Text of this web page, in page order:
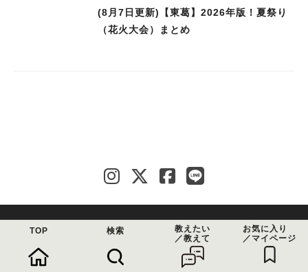
(8月7日更新)【東葛】2026年版！夏祭り
（花火大会）まとめ
利用規約 運営会社
よくある質問 まちっと活用法
TOP 検索
教えたい
／教えて
お気に入り
／マイページ